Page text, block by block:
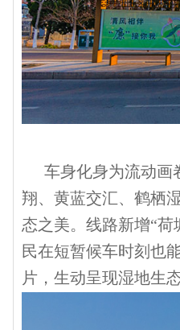
车身化身为流动画
翔、黄蓝交汇、鹤栖
态之美。线路新增“荷
民在短暂候车时刻也
片，生动呈现湿地生